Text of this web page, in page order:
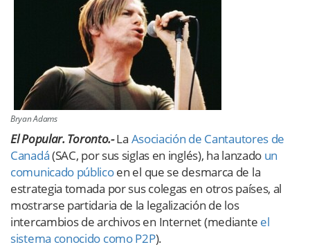
Bryan Adams
El Popular. Toronto.-La Asociación de Cantautores de
Canadá(SAC, por sus siglas en inglés), ha lanzado un
comunicado públicoen el que se desmarca de la
estrategia tomada por sus colegas en otros países, al
mostrarse partidaria de la legalización de los
intercambios de archivos en Internet (mediante el
sistema conocido como P2P).